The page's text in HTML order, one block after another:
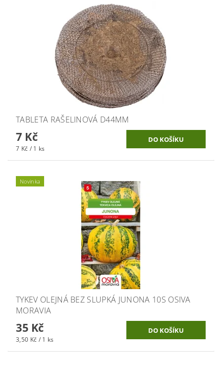
TABLETA RAŠELINOVÁ D44MM
7 Kč
7 Kč / 1 ks
Novinka
TYKEV OLEJNÁ BEZ SLUPKÁ JUNONA 10S OSIVA
MORAVIA
35 Kč
3,50 Kč / 1 ks